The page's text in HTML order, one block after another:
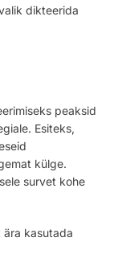
dikteerida
peaksid
Esiteks,
külge.
survet kohe
kasutada